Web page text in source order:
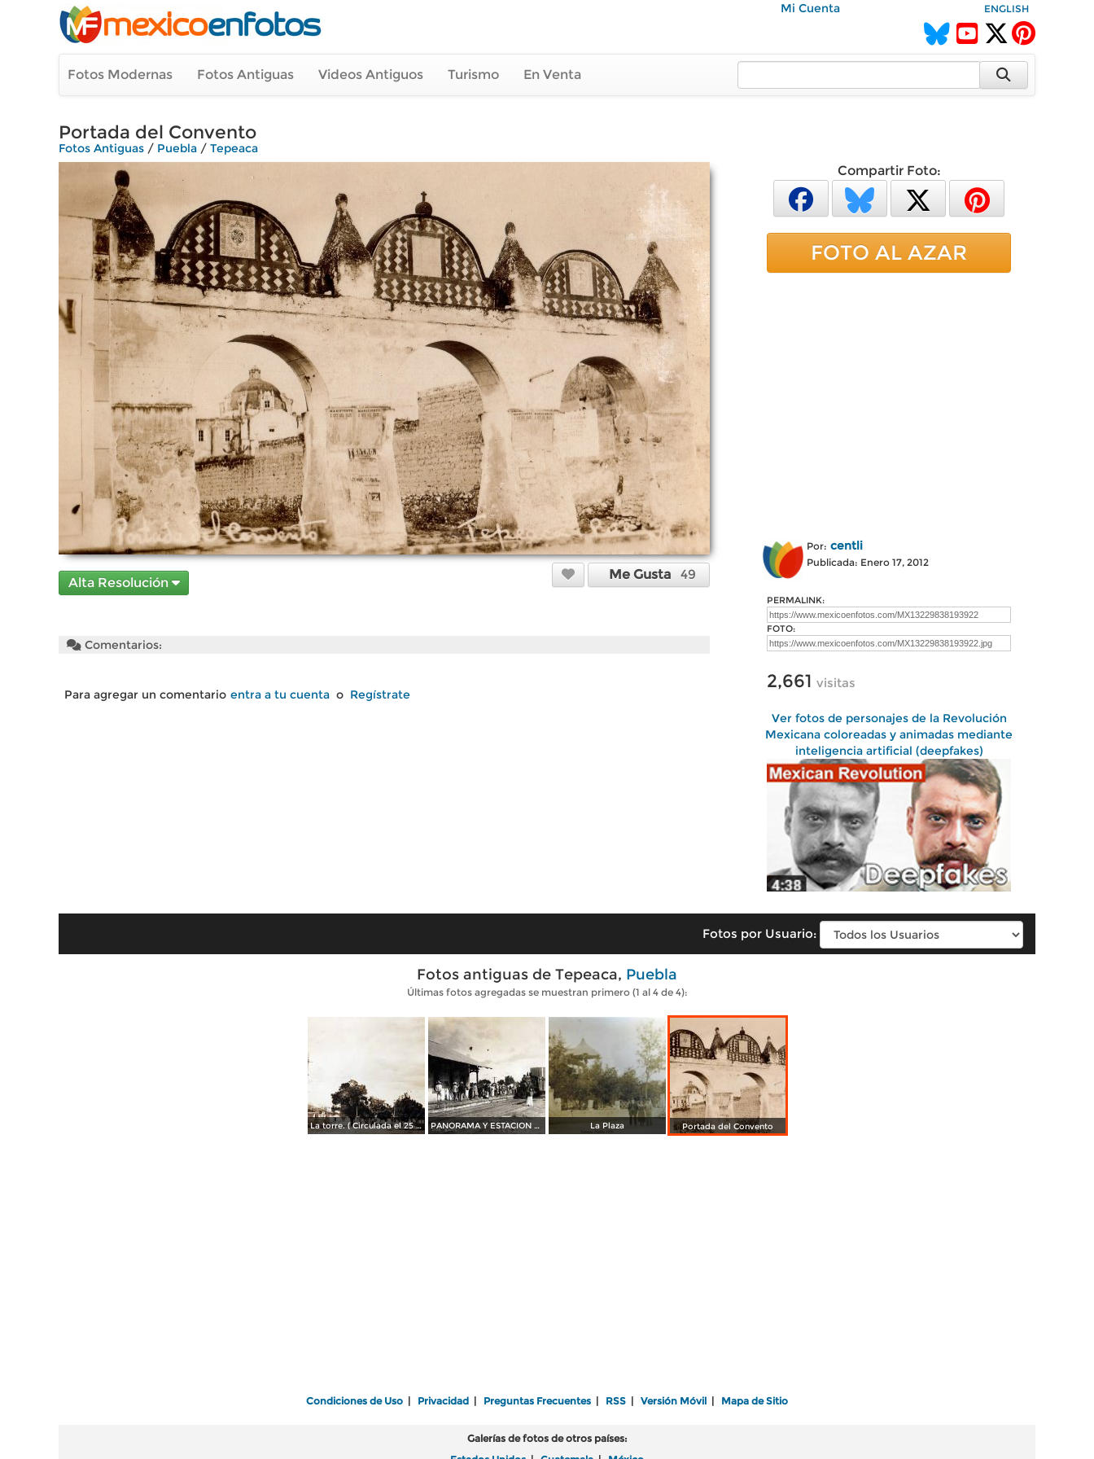
Mi Cuenta ENGLISH
Fotos Modernas Fotos Antiguas Videos Antiguos Turismo En Venta
Portada del Convento
Fotos Antiguas / Puebla / Tepeaca
Alta Resolución
Me Gusta 49
Comentarios:
Para agregar un comentario entra a tu cuenta o Regístrate
Compartir Foto:
FOTO AL AZAR
Por: centli
Publicada: Enero 17, 2012
PERMALINK:
FOTO:
2,661 visitas
Ver fotos de personajes de la Revolución
Mexicana coloreadas y animadas mediante
inteligencia artificial (deepfakes)
Fotos por Usuario:
Fotos antiguas de Tepeaca, Puebla
Últimas fotos agregadas se muestran primero (1 al 4 de 4):
La torre. ( Circulada el 25 de Febrero de 1911 ). PANORAMA Y ESTACION DEL TREN La Plaza Portada del Convento
Condiciones de Uso Privacidad Preguntas Frecuentes RSS Versión Móvil Mapa de Sitio
Galerías de fotos de otros países: